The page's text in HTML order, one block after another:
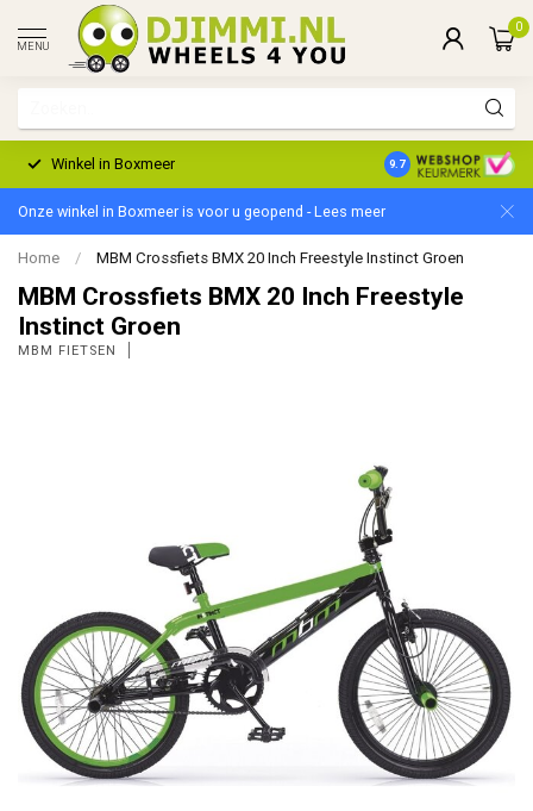
MENU
0
Winkel in Boxmeer 2 Jaar Garantie
9.7
Onze winkel in Boxmeer is voor u geopend - Lees meer
Home / MBM Crossfiets BMX 20 Inch Freestyle Instinct Groen
MBM Crossfiets BMX 20 Inch Freestyle
Instinct Groen
MBM FIETSEN